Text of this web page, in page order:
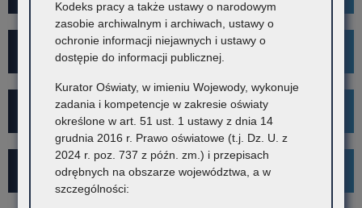
Wykaz szkół i placówek
Rekrutacja
Mediacje
Kodeks pracy a także ustawy o narodowym
zasobie archiwalnym i archiwach, ustawy o
ochronie informacji niejawnych i ustawy o
dostępie do informacji publicznej.
Kurator Oświaty, w imieniu Wojewody, wykonuje
zadania i kompetencje w zakresie oświaty
określone w art. 51 ust. 1 ustawy z dnia 14
grudnia 2016 r. Prawo oświatowe (t.j. Dz. U. z
2024 r. poz. 737 z późn. zm.) i przepisach
odrębnych na obszarze województwa, a w
szczególności: